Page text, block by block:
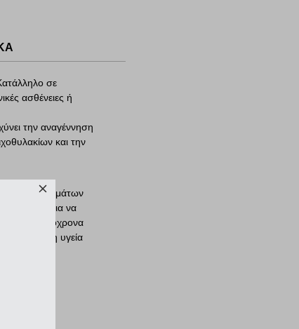
σε
ασθένειες ή
την αναγέννηση
και την
συμπληρωμάτων
ειδικούς για να
ενώ ταυτόχρονα
και η υγεία